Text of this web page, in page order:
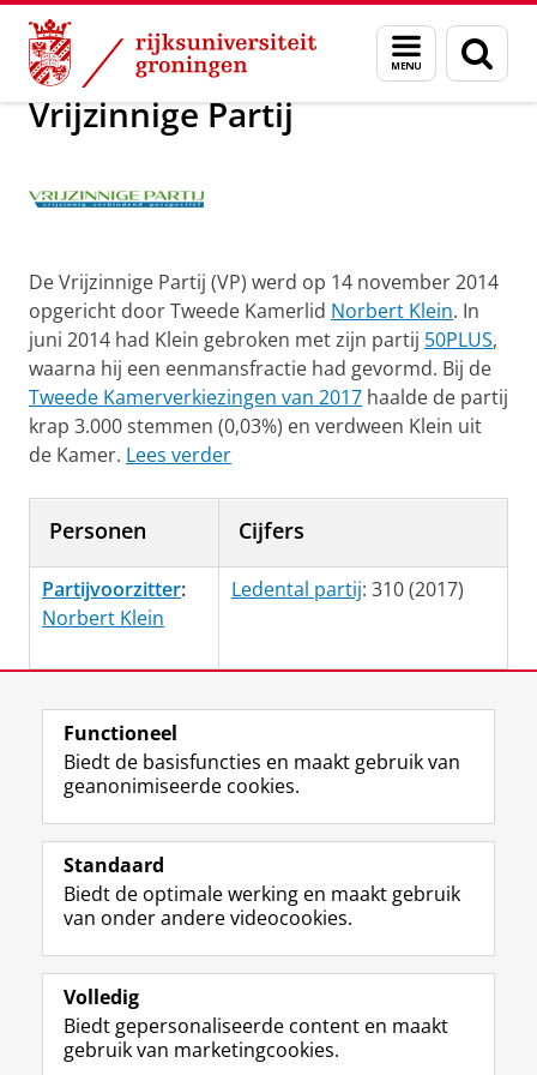
Skip
Content
Skip
Navigation
Menu
en
zoeken
Onderzoek Vrijzinnige Partij
Vrijzinnige Partij
De Vrijzinnige Partij (VP) werd op 14 november 2014
opgericht door Tweede Kamerlid Norbert Klein. In
juni 2014 had Klein gebroken met zijn partij 50PLUS,
waarna hij een eenmansfractie had gevormd. Bij de
Tweede Kamerverkiezingen van 2017 haalde de partij
krap 3.000 stemmen (0,03%) en verdween Klein uit
de Kamer. Lees verder
Personen Cijfers
Partijvoorzitter:
Norbert Klein
Ledental partij: 310 (2017)
Laatst gewijzigd: 20 februari 2023 11:44
Volg de RUG
F
a
e
b
o
p
a
L
i
k
e
I
-
p
R
S
-
f
e
R
I
n
t
r
m
Y
o
T
e
k
Studiekiezers
Alumni
Over ons
Functioneel
Biedt de basisfuncties en maakt gebruik van
geanonimiseerde cookies.
Standaard
Biedt de optimale werking en maakt gebruik
van onder andere videocookies.
Volledig
Biedt gepersonaliseerde content en maakt
gebruik van marketingcookies.